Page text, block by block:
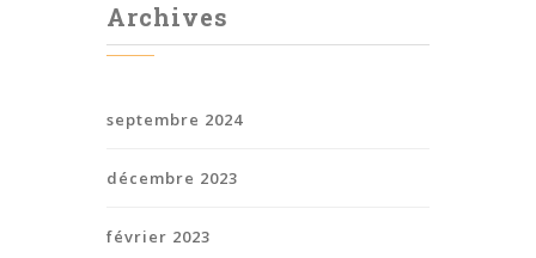
Archives
septembre 2024
décembre 2023
février 2023